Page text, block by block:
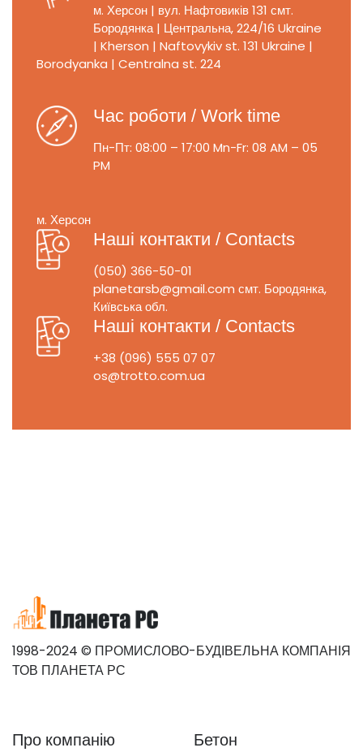
м. Херсон | вул. Нафтовиків 131 смт.
Бородянка | Центральна, 224/16 Ukraine
| Kherson | Naftovykiv st. 131 Ukraine |
Borodyanka | Centralna st. 224
Час роботи / Work time
Пн-Пт: 08:00 – 17:00 Mn-Fr: 08 AM – 05
PM
м. Херсон
Наші контакти / Contacts
(050) 366-50-01
planetarsb@gmail.com смт. Бородянка,
Київська обл.
Наші контакти / Contacts
+38 (096) 555 07 07
os@trotto.com.ua
1998-2024 © ПРОМИСЛОВО-БУДІВЕЛЬНА КОМПАНІЯ
ТОВ ПЛАНЕТА РС
Про компанію
Бетон